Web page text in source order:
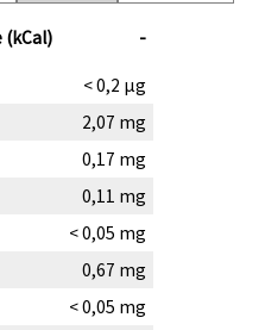
(kCal) -
< 0,2 µg
2,07 mg
0,17 mg
0,11 mg
< 0,05 mg
0,67 mg
< 0,05 mg